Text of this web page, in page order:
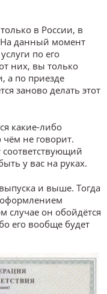
в России, в
На данный момент
по его
них, вы только
а по приезде
заново делать этот
какие-либо
чём не говорит.
у вас на руках.
и выше. Тогда
оформлением
случае он обойдётся
его вообще будет